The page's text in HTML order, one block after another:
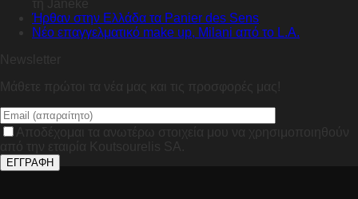
τη Janeke
Ήρθαν στην Ελλάδα τα Panier des Sens
Nέο επαγγελματικό make up, Milani από το L.A.
Newsletter
Μάθετε πρώτοι τα νέα μας και τις προσφορές μας!
Αποδέχομαι τα ανωτέρω στοιχεία μου να χρησιμοποιηθούν
από την εταιρία Koutsourelis SA.